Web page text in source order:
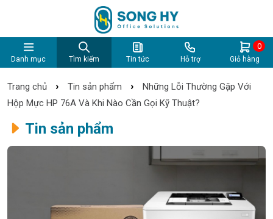
Danh mục Tìm kiếm Tin tức Hỗ trợ Giỏ hàng
0
Trang chủ › Tin sản phẩm ›
Những Lỗi Thường Gặp Với
Hộp Mực HP 76A Và Khi Nào Cần Gọi Kỹ Thuật?
Tin sản phẩm